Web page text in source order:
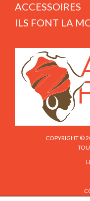
ACCESSOIRES
ILS FONT LA
COPYRIGHT ©